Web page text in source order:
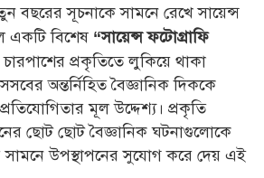
সূচনাকে সামনে রেখে সায়েন্স
বিশেষ “সায়েন্স ফটোগ্রাফি
প্রকৃতিতে লুকিয়ে থাকা
অন্তর্নিহিত বৈজ্ঞানিক দিককে
মূল উদ্দেশ্য। প্রকৃতি
ছোট ছোট বৈজ্ঞানিক ঘটনাগুলোকে
সামনে উপস্থাপনের সুযোগ করে দেয় এই